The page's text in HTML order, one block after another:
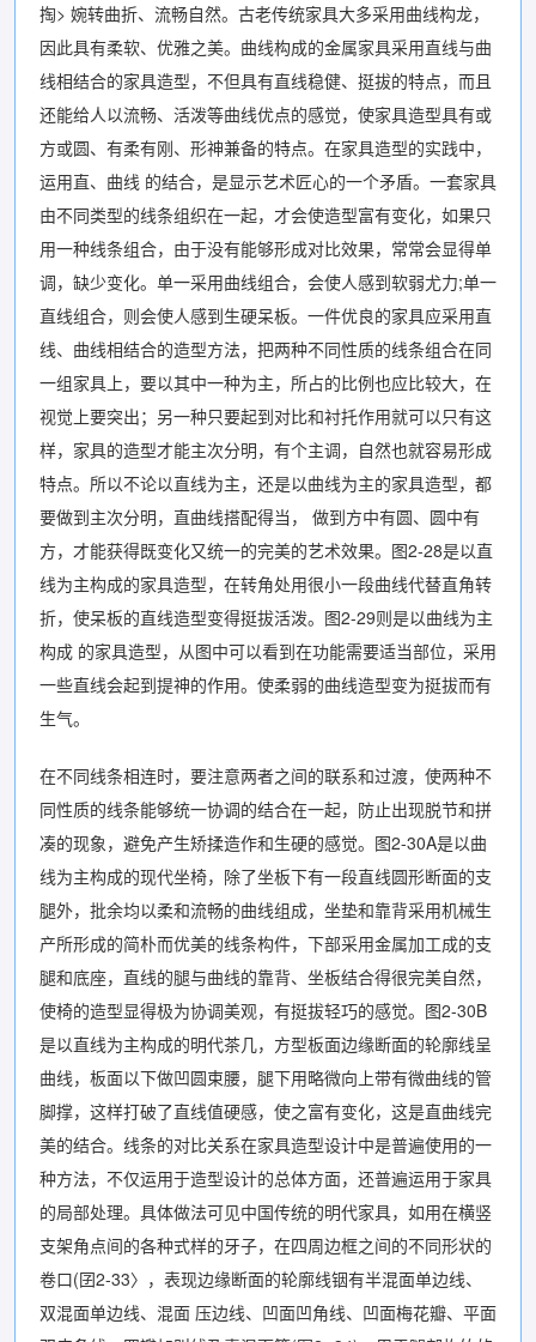
掏> 婉转曲折、流畅自然。古老传统家具大多采用曲线构龙，
因此具有柔软、优雅之美。曲线构成的金属家具采用直线与曲
线相结合的家具造型，不但具有直线稳健、挺拔的特点，而且
还能给人以流畅、活泼等曲线优点的感觉，使家具造型具有或
方或圆、有柔有刚、形神兼备的特点。在家具造型的实践中，
运用直、曲线 的结合，是显示艺术匠心的一个矛盾。一套家具
由不同类型的线条组织在一起，才会使造型富有变化，如果只
用一种线条组合，由于没有能够形成对比效果，常常会显得单
调，缺少变化。单一采用曲线组合，会使人感到软弱尤力;单一
直线组合，则会使人感到生硬呆板。一件优良的家具应采用直
线、曲线相结合的造型方法，把两种不同性质的线条组合在同
一组家具上，要以其中一种为主，所占的比例也应比较大，在
视觉上要突出；另一种只要起到对比和衬托作用就可以只有这
样，家具的造型才能主次分明，有个主调，自然也就容易形成
特点。所以不论以直线为主，还是以曲线为主的家具造型，都
要做到主次分明，直曲线搭配得当， 做到方中有圆、圆中有
方，才能获得既变化又统一的完美的艺术效果。图2-28是以直
线为主构成的家具造型，在转角处用很小一段曲线代替直角转
折，使呆板的直线造型变得挺拔活泼。图2-29则是以曲线为主
构成 的家具造型，从图中可以看到在功能需要适当部位，采用
一些直线会起到提神的作用。使柔弱的曲线造型变为挺拔而有
生气。
在不同线条相连时，要注意两者之间的联系和过渡，使两种不
同性质的线条能够统一协调的结合在一起，防止出现脱节和拼
凑的现象，避免产生矫揉造作和生硬的感觉。图2-30A是以曲
线为主构成的现代坐椅，除了坐板下有一段直线圆形断面的支
腿外，批余均以柔和流畅的曲线组成，坐垫和靠背采用机械生
产所形成的简朴而优美的线条构件，下部采用金属加工成的支
腿和底座，直线的腿与曲线的靠背、坐板结合得很完美自然，
使椅的造型显得极为协调美观，有挺拔轻巧的感觉。图2-30B
是以直线为主构成的明代茶几，方型板面边缘断面的轮廓线呈
曲线，板面以下做凹圆束腰，腿下用略微向上带有微曲线的管
脚撑，这样打破了直线值硬感，使之富有变化，这是直曲线完
美的结合。线条的对比关系在家具造型设计中是普遍使用的一
种方法，不仅运用于造型设计的总体方面，还普遍运用于家具
的局部处理。具体做法可见中国传统的明代家具，如用在横竖
支架角点间的各种式样的牙子，在四周边框之间的不同形状的
卷口(囝2-33〉，表现边缘断面的轮廓线铟有半混面单边线、
双混面单边线、混面 压边线、凹面凹角线、凹面梅花瓣、平面